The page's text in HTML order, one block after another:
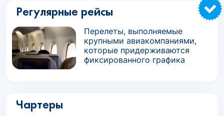
Регулярные рейсы
Перелеты, выполняемые
крупными авиакомпаниями,
которые придерживаются
фиксированного графика
Чартеры